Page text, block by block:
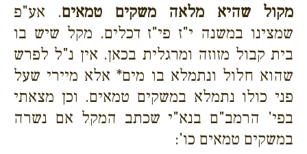
מקול שהיא מלאה משקים טמאים. אע"פ
שמצינו במשנה י"ז פי"ז דכלים. מקל שיש בו
בית קבול מזוזה ומרגלית בכאן. אין נ"ל לפרש
שהוא חלול ונתמלא בו מים* אלא מיירי שעל
פני כולו נתמלא במשקים טמאים. וכן מצאתי
בפי' הרמב"ם בנא"י שכתב המקל אם נשרה
במשקים טמאים כו':